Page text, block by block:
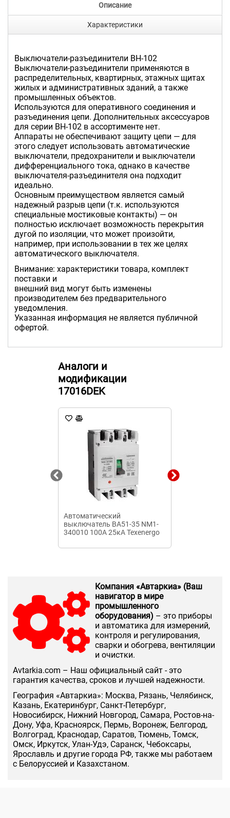
Описание
Характеристики
Выключатели-разъединители ВН-102
Выключатели-разъединители применяются в
распределительных, квартирных, этажных щитах
жилых и административных зданий, а также
промышленных объектов.
Используются для оперативного соединения и
разъединения цепи. Дополнительных аксессуаров
для серии ВН-102 в ассортименте нет.
Аппараты не обеспечивают защиту цепи — для
этого следует использовать автоматические
выключатели, предохранители и выключатели
дифференциального тока, однако в качестве
выключателя-разъединителя она подходит
идеально.
Основным преимуществом является самый
надежный разрыв цепи (т.к. используются
специальные мостиковые контакты) — он
полностью исключает возможность перекрытия
дугой по изоляции, что может произойти,
например, при использовании в тех же целях
автоматического выключателя.
Внимание: характеристики товара, комплект
поставки и
внешний вид могут быть изменены
производителем без предварительного
уведомления.
Указанная информация не является публичной
офертой.
Аналоги и
модификации
17016DEK
Автоматический
выключатель ВА51-35 NM1-
340010 100А 25кА Texenergo
Компания «Автаркиа» (Ваш
навигатор в мире
промышленного
оборудования) – это приборы
и автоматика для измерений,
контроля и регулирования,
сварки и обогрева, вентиляции
и очистки.
Аvtarkia.com – Наш официальный сайт - это
гарантия качества, сроков и лучшей надежности.
География «Автаркиа»: Москва, Рязань, Челябинск,
Казань, Екатеринбург, Санкт-Петербург,
Новосибирск, Нижний Новгород, Самара, Ростов-на-
Дону, Уфа, Красноярск, Пермь, Воронеж, Белгород,
Волгоград, Краснодар, Саратов, Тюмень, Томск,
Омск, Иркутск, Улан-Удэ, Саранск, Чебоксары,
Ярославль и другие города РФ, также мы работаем
с Белоруссией и Казахстаном.